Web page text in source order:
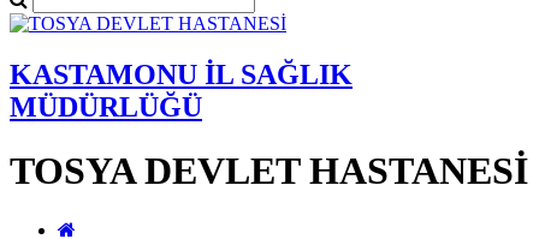
KASTAMONU İL SAĞLIK
MÜDÜRLÜĞÜ
TOSYA DEVLET HASTANESİ